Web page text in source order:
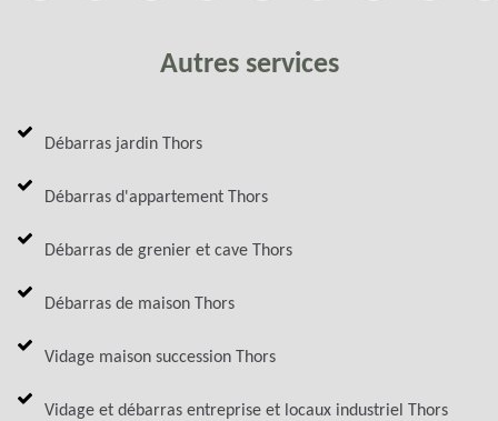
Autres services
Débarras jardin Thors
Débarras d'appartement Thors
Débarras de grenier et cave Thors
Débarras de maison Thors
Vidage maison succession Thors
Vidage et débarras entreprise et locaux industriel Thors